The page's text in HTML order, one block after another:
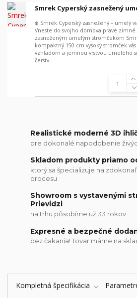
Smrek Cyperský zasnežený
❄️ Smrek Cyperský zasnežený – umelý
Vneste do svojho domova pravé
zasneženým umelým stromčekom
kompaktný 150 cm vysoký stromček
vzhľadom a jemnou vrstvou umelého
čerstv...
Realistické moderné 3D
pre dokonalé napodobenie
Skladom produkty priamo
ktorý sa špecializuje na
procesu
Showroom s vystavenými
Prievidzi
na trhu pôsobíme už 33 rokov
Expresné a bezpečné
bez čakania! Tovar máme na
Kompletná špecifikácia